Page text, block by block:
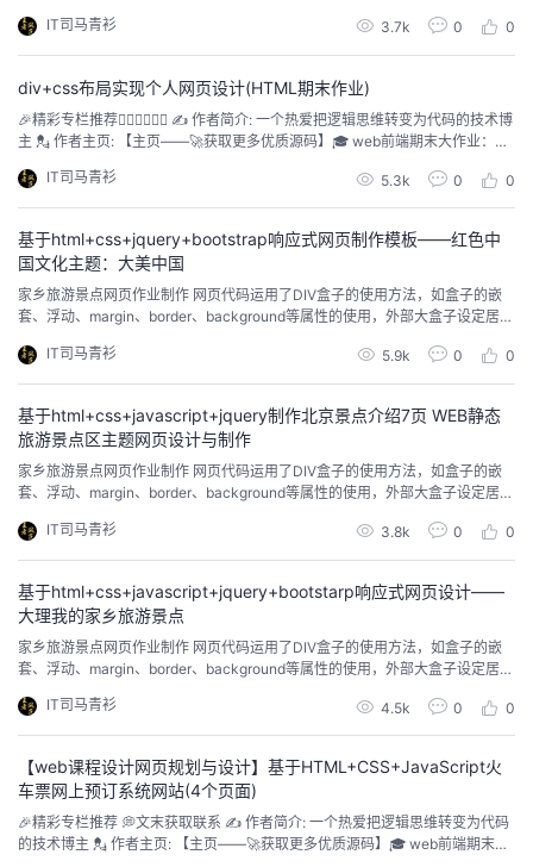
⚽精彩专栏推荐👇🏻👇🏻👇🏻 ❤ 【作者主页——🔥获取更多优质源码】 ❤ 【web前
端期末大作业——🔥🔥毕设项目精品实战案例(1000套)】@TOC...
IT司马青衫 3.7k 0 0
div+css布局实现个人网页设计(HTML期末作业)
🎉精彩专栏推荐👇🏻👇🏻👇🏻 ✍️ 作者简介: 一个热爱把逻辑思维转变为代码的技术博
主 💂 作者主页: 【主页——🚀获取更多优质源码】🎓 web前端期末大作业：
L七夕情人节表白网页制作 (110套) 】🌎超炫酷的Echarts大屏可视化源码：
【🔰 echarts大屏展示大数...
IT司马青衫 5.3k 0 0
基于html+css+jquery+bootstrap响应式网页制作模板——红色中
国文化主题：大美中国
家乡旅游景点网页作业制作 网页代码运用了DIV盒子的使用方法，如盒子的嵌
套、浮动、margin、border、background等属性的使用，外部大盒子设定居
都有运用，CSS的代码量也很足、很细致，使用hover来完成过渡效果、鼠标滑
过效果等，使用表格、表单补充模块，为方便新手学习页面中没有使用js有需要
IT司马青衫 5.9k 0 0
基于html+css+javascript+jquery制作北京景点介绍7页 WEB静态
旅游景点区主题网页设计与制作
家乡旅游景点网页作业制作 网页代码运用了DIV盒子的使用方法，如盒子的嵌
套、浮动、margin、border、background等属性的使用，外部大盒子设定居
都有运用，CSS的代码量也很足、很细致，使用hover来完成过渡效果、鼠标滑
过效果等，使用表格、表单补充模块，为方便新手学习页面中没有使用js有需要
IT司马青衫 3.8k 0 0
基于html+css+javascript+jquery+bootstarp响应式网页设计——
大理我的家乡旅游景点
家乡旅游景点网页作业制作 网页代码运用了DIV盒子的使用方法，如盒子的嵌
套、浮动、margin、border、background等属性的使用，外部大盒子设定居
都有运用，CSS的代码量也很足、很细致，使用hover来完成过渡效果、鼠标滑
过效果等，使用表格、表单补充模块，为方便新手学习页面中没有使用js有需要
IT司马青衫 4.5k 0 0
【web课程设计网页规划与设计】基于HTML+CSS+JavaScript火
车票网上预订系统网站(4个页面)
🎉精彩专栏推荐 💭文末获取联系 ✍️ 作者简介: 一个热爱把逻辑思维转变为代码
的技术博主 💂 作者主页: 【主页——🚀获取更多优质源码】🎓 web前端期末大